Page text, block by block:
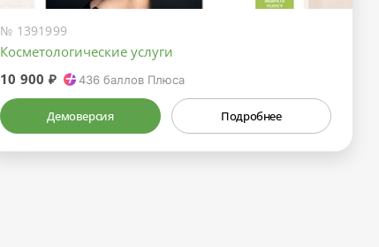
№ 1391999
Косметологические услуги
10 900 ₽
436баллов Плюса
Демоверсия Подробнее